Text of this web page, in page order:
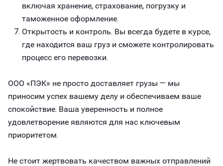
включая хранение, страхование, погрузку и
таможенное оформление.
Открытость и контроль. Вы всегда будете в курсе,
где находится ваш груз и сможете контролировать
процесс его перевозки.
ООО «ПЭК» не просто доставляет грузы — мы
приносим успех вашему делу и обеспечиваем ваше
спокойствие. Ваша уверенность и полное
удовлетворение являются для нас ключевым
приоритетом.
Не стоит жертвовать качеством важных отправлений